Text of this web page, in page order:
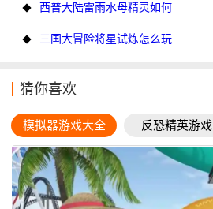
西普大陆雷雨水母精灵如何
三国大冒险将星试炼怎么玩
猜你喜欢
模拟器游戏大全 反恐精英游戏